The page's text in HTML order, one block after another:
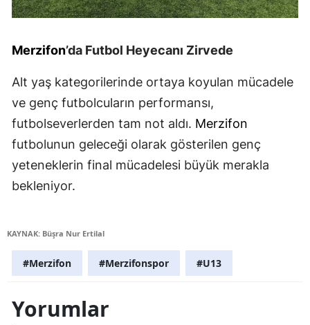
Merzifon’da Futbol Heyecanı Zirvede
Alt yaş kategorilerinde ortaya koyulan mücadele
ve genç futbolcuların performansı,
futbolseverlerden tam not aldı. Merzifon
futbolunun geleceği olarak gösterilen genç
yeteneklerin final mücadelesi büyük merakla
bekleniyor.
KAYNAK: Büşra Nur Ertilal
#Merzifon #Merzifonspor #U13
Yorumlar